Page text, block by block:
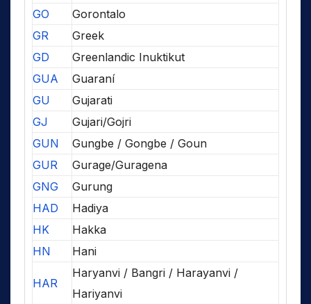
GO
Gorontalo
GR
Greek
GD
Greenlandic Inuktikut
GUA
Guaraní
GU
Gujarati
GJ
Gujari/Gojri
GUN
Gungbe / Gongbe / Goun
GUR
Gurage/Guragena
GNG
Gurung
HAD
Hadiya
HK
Hakka
HN
Hani
HAR
Haryanvi / Bangri / Harayanvi /
Hariyanvi